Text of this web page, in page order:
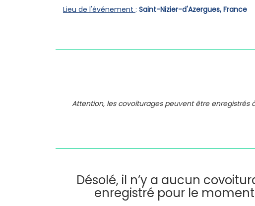
Lieu de l'événement : Saint-Nizier-d'Azergues, France
Attention, les covoiturages peuvent être
Désolé, il n’y a aucun
enregistré pour le